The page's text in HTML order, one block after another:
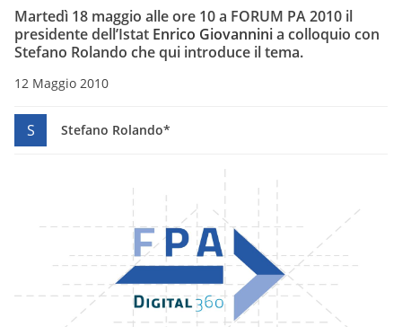
Martedì 18 maggio alle ore 10 a FORUM PA 2010 il
presidente dell’Istat Enrico Giovanninia colloquio con
Stefano Rolando che qui introduce il tema.
12 Maggio 2010
S Stefano Rolando*